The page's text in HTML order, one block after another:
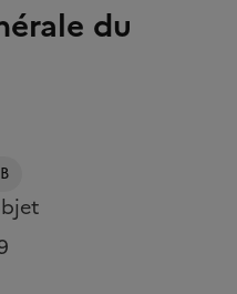
du
cette catégorie